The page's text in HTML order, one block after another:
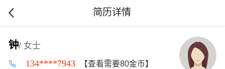
简历详情
钟/ 女士
134****7943 【查看需要80金币】